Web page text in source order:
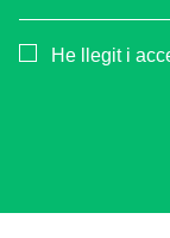
Consentimiento
He llegit i